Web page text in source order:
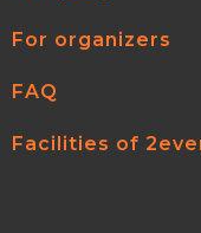
For organizers
FAQ
Facilities of